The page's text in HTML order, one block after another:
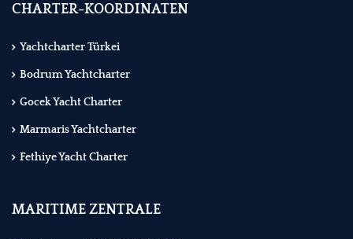
CHARTER-KOORDINATEN
Yachtcharter Türkei
Bodrum Yachtcharter
Gocek Yacht Charter
Marmaris Yachtcharter
Fethiye Yacht Charter
MARITIME ZENTRALE